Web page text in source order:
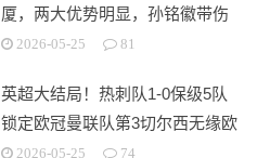
厦，两大优势明显，孙铭徽带伤
出战！
2026-05-25 81
英超大结局！热刺队1-0保级5队
锁定欧冠曼联队第3切尔西无缘欧
战2026-05-25 74